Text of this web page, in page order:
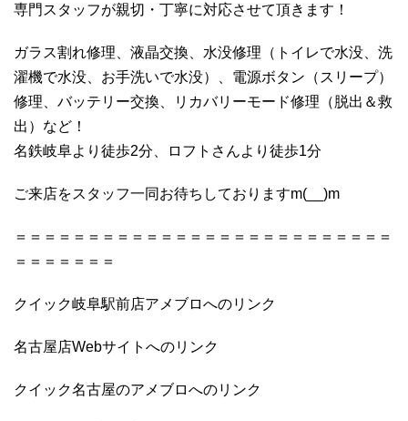
専門スタッフが親切・丁寧に対応させて頂きます！
ガラス割れ修理、液晶交換、水没修理（トイレで水没、洗
濯機で水没、お手洗いで水没）、電源ボタン（スリープ）
修理、バッテリー交換、リカバリーモード修理（脱出＆救
出）など！
名鉄岐阜より徒歩2分、ロフトさんより徒歩1分
ご来店をスタッフ一同お待ちしておりますm(__)m
＝＝＝＝＝＝＝＝＝＝＝＝＝＝＝＝＝＝＝＝＝＝＝＝＝＝
＝＝＝＝＝＝＝
クイック岐阜駅前店アメブロへのリンク
名古屋店Webサイトへのリンク
クイック名古屋のアメブロへのリンク